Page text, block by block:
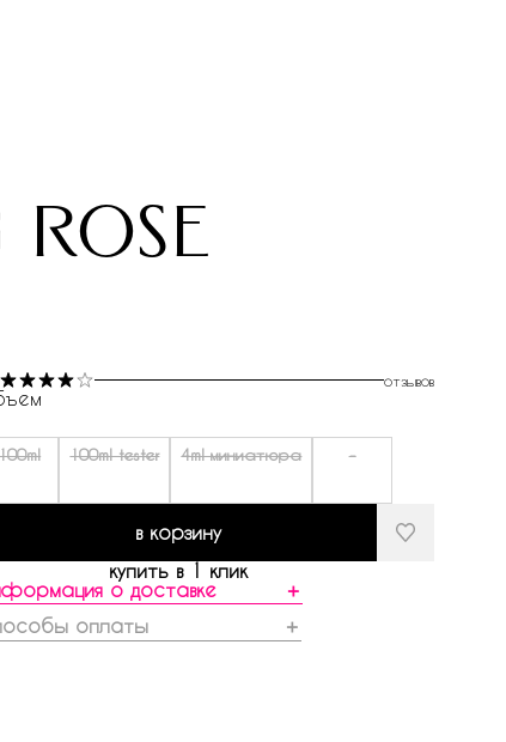
rose
отзывов
100ml tester 4ml миниатюра -
в корзину
купить в 1 клик
о доставке
＋
оплаты
＋